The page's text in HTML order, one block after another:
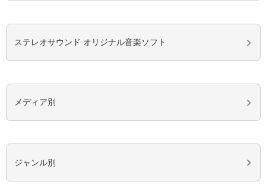
ステレオサウンド オリジナル音楽ソフト
メディア別
ジャンル別